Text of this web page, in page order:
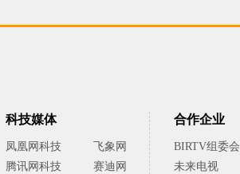
科技媒体
凤凰网科技
飞象网
腾讯网科技
赛迪网
合作企业
BIRTV组委会
未来电视